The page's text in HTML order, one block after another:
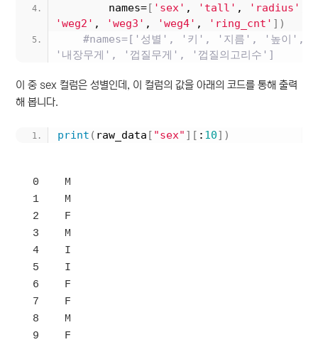
        names=
[ 'sex' , 'tall' , 'radius'
'weg2' , 'weg3' , 'weg4' , 'ring_cnt' ])
#names=['성별', '키', '지름', '높이', '
'내장무게', '껍질무게', '껍질의고리수']
이 중 sex 컬럼은 성별인데, 이 컬럼의 값을 아래의 코드를 통해 출력
해 봅니다.
print ( raw_data [ "sex" ][ : 10])
0    M
1    M
2    F
3    M
4    I
5    I
6    F
7    F
8    M